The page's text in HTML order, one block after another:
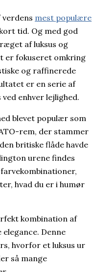
verdens mest populære
tid. Og med god
af luksus og
er fokuseret omkring
og raffinerede
er en serie af
enhver lejlighed.
blevet populær som
rem, der stammer
britiske flåde havde
urene findes
hvad du er i humør
kombination af
Denne
hvorfor et luksus ur
så mange